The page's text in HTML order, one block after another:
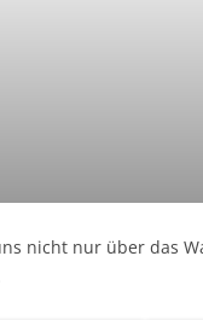
nicht nur über das